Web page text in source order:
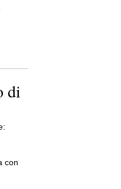
di
con